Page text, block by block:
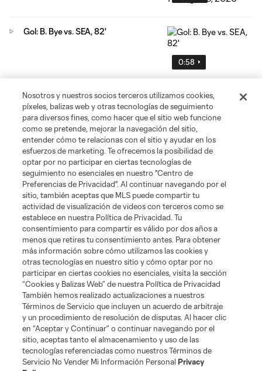
0:58
Gol: B. Bye vs. SEA, 82'
10:24
Mejores Jugadas: LA Galaxy vs. FC
Dallas | 1 de Agosto, 2026
0:45
Gol: A. Jabbari vs. SJ, 90+5'
Acerca de MLS
Social
Tienda
Nosotros y nuestros socios terceros utilizamos cookies,
píxeles, balizas web y otras tecnologías de seguimiento
para diversos fines, como hacer que el sitio web funcione
como se pretende, mejorar la navegación del sitio,
entender cómo te relacionas con el sitio y ayudar en los
esfuerzos de marketing. Te ofrecemos la posibilidad de
optar por no participar en ciertas tecnologías de
seguimiento no esenciales en nuestro "Centro de
Preferencias de Privacidad". Al continuar navegando por el
sitio, también aceptas que MLS puede compartir tu
actividad de visualización de videos con terceros como se
establece en nuestra Política de Privacidad. Tu
consentimiento para compartir es válido por dos años a
menos que retires tu consentimiento antes. Para obtener
más información sobre cómo utilizamos las cookies y
otras tecnologías en nuestro sitio y cómo optar por no
participar en ciertas cookies no esenciales, visita la sección
“Cookies y Balizas Web” de nuestra Política de Privacidad
También hemos realizado actualizaciones a nuestros
Términos de Servicio que incluyen un acuerdo de arbitraje
y un procedimiento de resolución de disputas. Al hacer clic
en “Aceptar y Continuar” o continuar navegando por el
sitio, aceptas tanto el almacenamiento y uso de las
tecnologías referenciadas como nuestros Términos de
Servicio No Vender Mi Información PersonalPrivacy